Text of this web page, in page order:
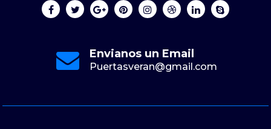
Envianos un Email
Puertasveran@gmail.com